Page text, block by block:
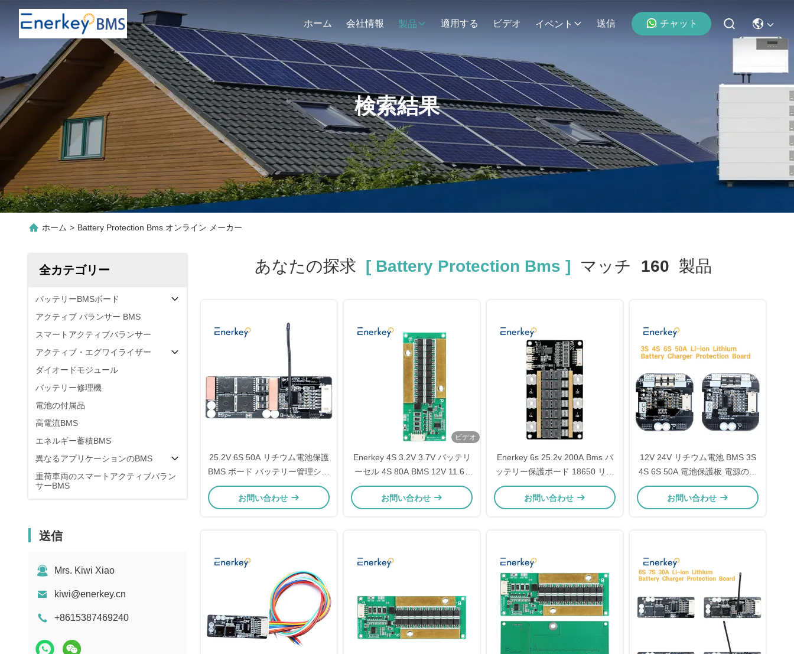
ホーム 会社情報 製品 適用する ビデオ イベント 送信 チャット
検索結果
ホーム > Battery Protection Bms オンライン メーカー
全カテゴリー
バッテリーBMSボード
アクティブ バランサー BMS
スマートアクティブバランサー
アクティブ・エグワイライザー
ダイオードモジュール
バッテリー修理機
電池の付属品
高電流BMS
エネルギー蓄積BMS
異なるアプリケーションのBMS
重荷車両のスマートアクティブバラン
サーBMS
送信
Mrs. Kiwi Xiao
kiwi@enerkey.cn
+8615387469240
あなたの探求 [ Battery Protection Bms ] マッチ 160 製品
25.2V 6S 50A リチウム電池保護
BMS ボード バッテリー管理シス
テム BMS
お問い合わせ
ビデオ
Enerkey 4S 3.2V 3.7V バッテリ
ーセル 4S 80A BMS 12V 11.6V
リチウムイオンバッテリーパッ
ク BMS 工場
お問い合わせ
Enerkey 6s 25.2v 200A Bms バ
ッテリー保護ボード 18650 リチ
ウムイオン バッテリーパック 車
のスタート BMS
お問い合わせ
12V 24V リチウム電池 BMS 3S
4S 6S 50A 電池保護板 電源のた
めに
お問い合わせ